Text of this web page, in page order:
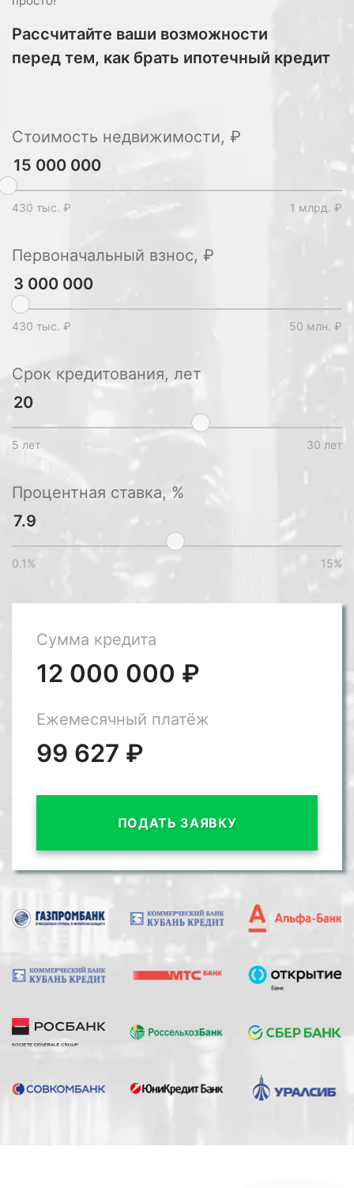
Рассчитайте ваши возможности
перед тем, как брать ипотечный кредит
Стоимость недвижимости, ₽
430 тыс. ₽ 1 млрд. ₽
Первоначальный взнос, ₽
430 тыс. ₽ 50 млн. ₽
Срок кредитования, лет
5 лет 30 лет
Процентная ставка, %
0.1% 15%
Сумма кредита
12 000 000 ₽
Ежемесячный платёж
99 627 ₽
ПОДАТЬ ЗАЯВКУ